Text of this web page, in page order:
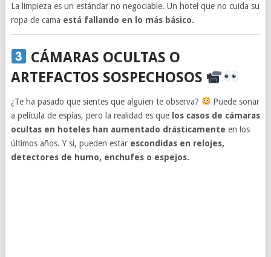
La limpieza es un estándar no negociable. Un hotel que no cuida su
ropa de cama está fallando en lo más básico.
CÁMARAS OCULTAS O
ARTEFACTOS SOSPECHOSOS
¿Te ha pasado que sientes que alguien te observa?
Puede sonar
a película de espías, pero la realidad es que los casos de cámaras
ocultas en hoteles han aumentado drásticamente en los
últimos años. Y sí, pueden estar escondidas en relojes,
detectores de humo, enchufes o espejos.